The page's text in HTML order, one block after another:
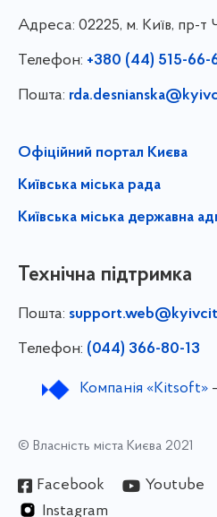
Адреса: 02225, м. Київ, пр-т
Телефон: +380 (44) 515-66-
Пошта:
Офіційний портал Києва
Київська міська рада
Київська міська державна
Технічна підтримка
Пошта:
Телефон: (044) 366-80-13
Компанія «Kitsoft»
© Власність міста Києва 2021
Facebook Youtube
Instagram